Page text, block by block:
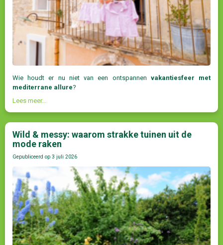
Wie houdt er nu niet van een ontspannen vakantiesfeer met
mediterrane allure?
Lees meer...
Wild & messy: waarom strakke tuinen uit de
mode raken
Gepubliceerd op 3 juli 2026